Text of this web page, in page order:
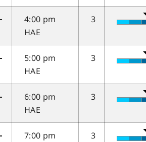
4:00 pm
HAE
3
5:00 pm
HAE
3
6:00 pm
HAE
3
7:00 pm
3